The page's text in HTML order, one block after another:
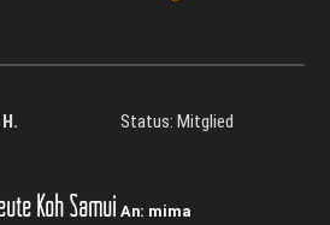
Status: Mitglied
Koh Samui An: mima